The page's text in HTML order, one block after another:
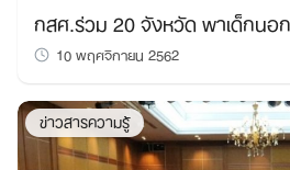
กสศ.ร่วม 20 จังหวัด พาเด็กนอก
10 พฤศจิกายน 2562
ข่าวสารความรู้